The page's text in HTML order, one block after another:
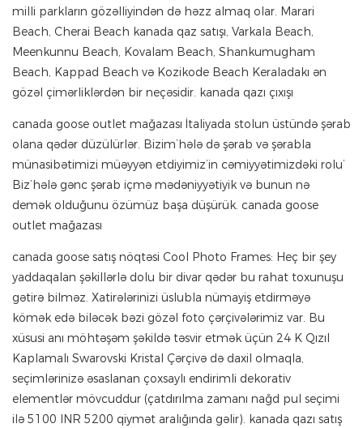
milli parkların gözəlliyindən də həzz almaq olar. Marari
Beach, Cherai Beach kanada qaz satışı, Varkala Beach,
Meenkunnu Beach, Kovalam Beach, Shankumugham
Beach, Kappad Beach və Kozikode Beach Keraladakı ən
gözəl çimərliklərdən bir neçəsidir. kanada qazı çıxışı
canada goose outlet mağazası İtaliyada stolun üstündə şərab
olana qədər düzülürlər. Bizim’hələ də şərab və şərabla
münasibətimizi müəyyən etdiyimiz’in cəmiyyətimizdəki rolu’
Biz’hələ gənc şərab içmə mədəniyyətiyik və bunun nə
demək olduğunu özümüz başa düşürük. canada goose
outlet mağazası
canada goose satış nöqtəsi Cool Photo Frames: Heç bir şey
yaddaqalan şəkillərlə dolu bir divar qədər bu rahat toxunuşu
gətirə bilməz. Xatirələrinizi üslubla nümayiş etdirməyə
kömək edə biləcək bəzi gözəl foto çərçivələrimiz var. Bu
xüsusi anı möhtəşəm şəkildə təsvir etmək üçün 24 K Qızıl
Kaplamalı Swarovski Kristal Çərçivə də daxil olmaqla,
seçimlərinizə əsaslanan çoxsaylı endirimli dekorativ
elementlər mövcuddur (çatdırılma zamanı nağd pul seçimi
ilə 5100 INR 5200 qiymət aralığında gəlir). kanada qazı satış